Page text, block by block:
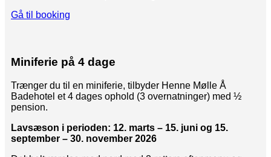
Gå til booking
Miniferie på 4 dage
Trænger du til en miniferie, tilbyder Henne Mølle Å
Badehotel et 4 dages ophold (3 overnatninger) med ½
pension.
Lavsæson i perioden: 12. marts – 15. juni og 15.
september – 30. november 2026